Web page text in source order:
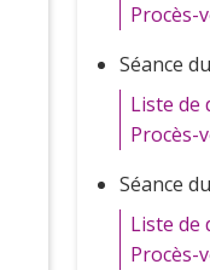
Procès-
Séance
Liste de
Procès-
Séance
Liste de
Procès-